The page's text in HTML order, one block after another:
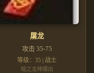
屠龙
攻击 35-75
等级：35 | 战士
暗之龙神爆出